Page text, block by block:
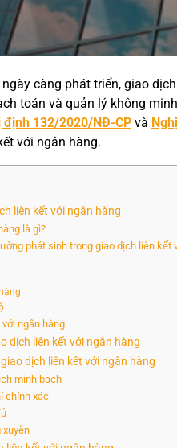
càng phát triển, giao
toán và quản lý không
định 132/2020/NĐ-CP và
với ngân hàng.
liên kết với ngân hàng
là gì?
phát sinh trong giao dịch liên kết
ngân hàng
dịch liên kết với ngân hàng
dịch liên kết với ngân hàng
minh bạch
chính xác
xuyên